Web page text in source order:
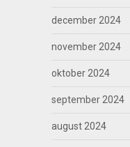
december 2024
november 2024
oktober 2024
september 2024
august 2024